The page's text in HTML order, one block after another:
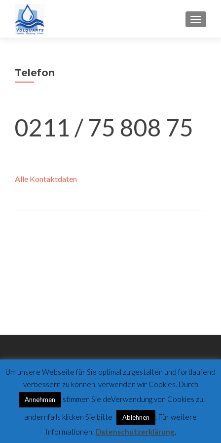
Telefon
0211 / 75 808 75
Alle Kontaktdaten
0211 / 75 808 75
Um unsere Webseite für Sie optimal zu gestalten und fortlaufend
verbessern zu können, verwenden wir Cookies. Durch
Annehmen
stimmen Sie deVerwendung von Cookies zu,
andernfalls klicken Sie bitte
Ablehnen
. Für weitere
Informationen: Datenschutzerklärung.